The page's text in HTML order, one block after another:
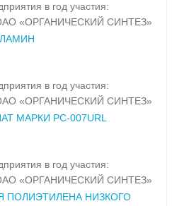
в год участия:
«ОРГАНИЧЕСКИЙ СИНТЕЗ»
в год участия:
«ОРГАНИЧЕСКИЙ СИНТЕЗ»
МАРКИ PC-007URL
в год участия:
«ОРГАНИЧЕСКИЙ СИНТЕЗ»
ПОЛИЭТИЛЕНА НИЗКОГО